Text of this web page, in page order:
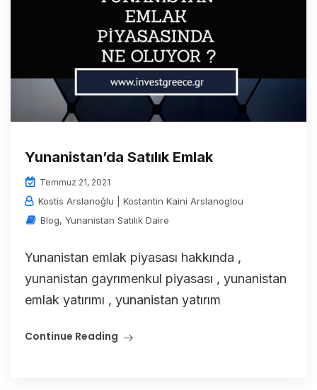
Yunanistan’da Satılık Emlak
Temmuz 21, 2021
Kostis Arslanoğlu | Kostantin Kaini Arslanoglou
Blog, Yunanistan Satılık Daire
Yunanistan emlak piyasası hakkında ,
yunanistan gayrımenkul piyasası , yunanistan
emlak yatırımı , yunanistan yatırım
Continue Reading